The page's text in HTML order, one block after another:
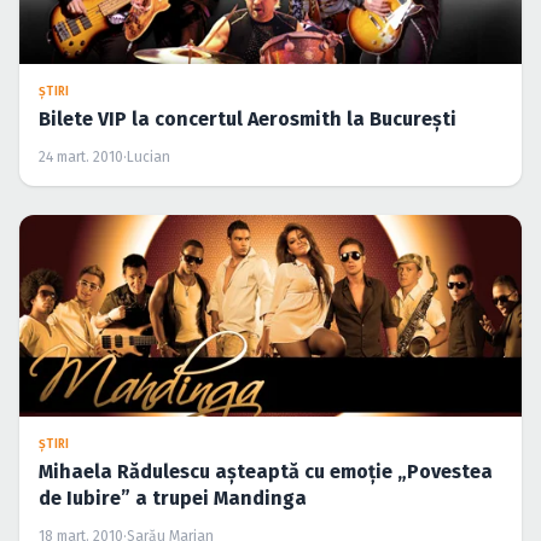
ŞTIRI
Bilete VIP la concertul Aerosmith la Bucureşti
24 mart. 2010· Lucian
ŞTIRI
Mihaela Rădulescu aşteaptă cu emoţie „Povestea
de Iubire” a trupei Mandinga
18 mart. 2010·Sarău Marian